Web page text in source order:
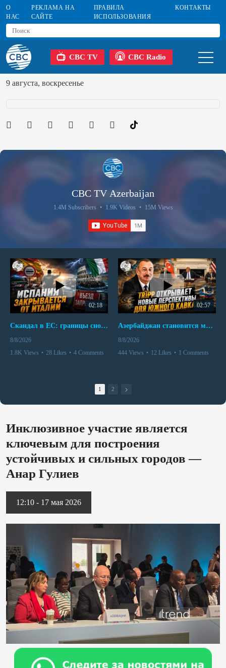
О
НАС
РЕКЛАМА НА
САЙТЕ
ПРАВИЛА
ИСПОЛЬЗОВАНИЯ
КОНТАКТЫ
CBC TV CBC Radio
9 августа, воскресенье
CBC TV Azerbaijan
1.4M Subscribers • 1.9K Videos • 15M Views
02:18
Скандал в ЕС: границы снова под контролем
8/8/2026
1.8K Views • 28 Likes • 4 Comments
02:57
Азербайджан становится мостом между Востоком и Западом
8/8/2026
444 Views • 12 Likes • 1 Comments
1 2
Инклюзивное участие является
ключевым для построения
устойчивых и сильных городов —
Анар Гулиев
12:10 - 17 мая 2026